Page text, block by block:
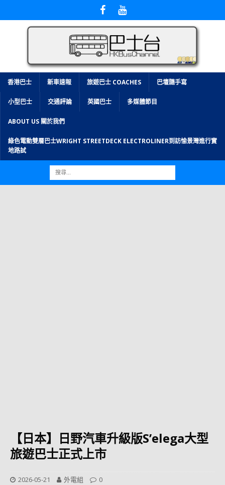
香港巴士 新車速報 旅遊巴士 COACHES 巴壇隨手寫
小型巴士 交通評論 英國巴士 多媒體節目
ABOUT US 關於我們
綠色電動雙層巴士WRIGHT STREETDECK ELECTROLINER到訪愉景灣進行實
地路試
【日本】日野汽車升級版S’elega大型
旅遊巴士正式上市
2026-05-21 外電組 0